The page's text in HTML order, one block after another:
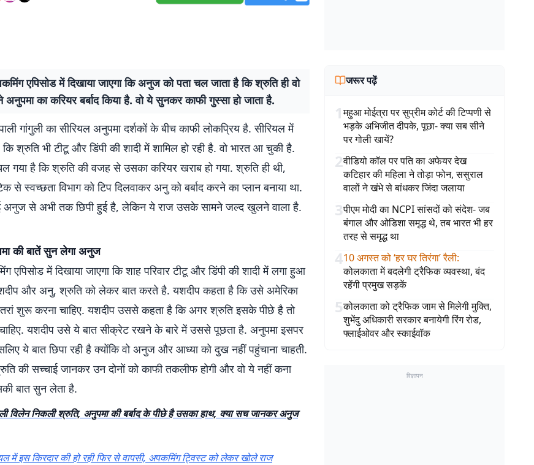
एपिसोड में दिखाया जाएगा कि अनुज को पता चल जाता है कि श्रुति ही वो
का करियर बर्बाद किया है. वो ये सुनकर काफी गुस्सा हो जाता है.
गांगुली का सीरियल अनुपमा दर्शकों के बीच काफी लोकप्रिय है. सीरियल में
कि श्रुति भी टीटू और डिंपी की शादी में शामिल हो रही है. वो भारत आ चुकी है.
गया है कि श्रुति की वजह से उसका करियर खराब हो गया. श्रुति ही थी,
से स्वच्छता विभाग को टिप दिलवाकर अनु को बर्बाद करने का प्लान बनाया था.
अनुज से अभी तक छिपी हुई है, लेकिन ये राज उसके सामने जल्द खुलने वाला है.
की बातें सुन लेगा अनुज
एपिसोड में दिखाया जाएगा कि शाह परिवार टीटू और डिंपी की शादी में लगा हुआ
और अनु, श्रुति को लेकर बात करते है. यशदीप कहता है कि उसे अमेरिका
शुरू करना चाहिए. यशदीप उससे कहता है कि अगर श्रुति इसके पीछे है तो
यशदीप उसे ये बात सीक्रेट रखने के बारे में उससे पूछता है. अनुपमा इसपर
ये बात छिपा रही है क्योंकि वो अनुज और आध्या को दुख नहीं पहुंचाना चाहती.
की सच्चाई जानकर उन दोनों को काफी तकलीफ होगी और वो ये नहीं कना
बात सुन लेता है.
निकली श्रुति, अनुपमा की बर्बाद के पीछे है उसका हाथ, क्या सच जानकर अनुज
में इस किरदार की हो रही फिर से वापसी, अपकमिंग ट्विस्ट को लेकर खोले राज
जरूर पढ़ें
1महुआ मोईत्रा पर सुप्रीम कोर्ट की टिप्पणी से
भड़के अभिजीत दीपके, पूछा- क्या सब सीने
पर गोली खायें?
2वीडियो कॉल पर पति का अफेयर देख
कटिहार की महिला ने तोड़ा फोन, ससुराल
वालों ने खंभे से बांधकर जिंदा जलाया
3पीएम मोदी का NCPI सांसदों को संदेश- जब
बंगाल और ओडिशा समृद्ध थे, तब भारत भी हर
तरह से समृद्ध था
410 अगस्त को ‘हर घर तिरंगा’ रैली:
कोलकाता में बदलेगी ट्रैफिक व्यवस्था, बंद
रहेंगी प्रमुख सड़कें
5कोलकाता को ट्रैफिक जाम से मिलेगी मुक्ति,
शुभेंदु अधिकारी सरकार बनायेगी रिंग रोड,
फ्लाईओवर और स्काईवॉक
विज्ञापन